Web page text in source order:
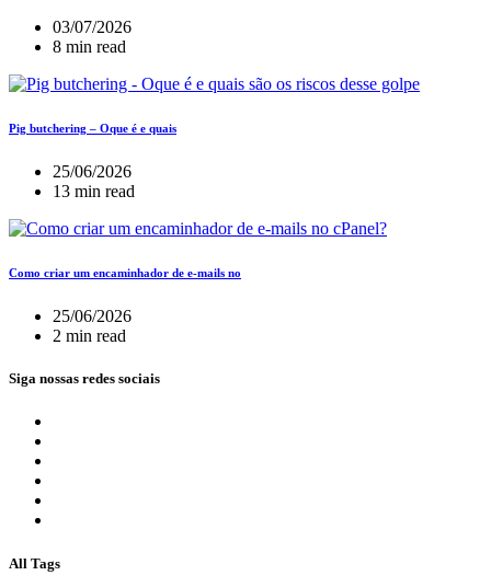
03/07/2026
8 min read
Pig butchering – Oque é e quais
25/06/2026
13 min read
Como criar um encaminhador de e-mails no
25/06/2026
2 min read
Siga nossas redes sociais
All Tags